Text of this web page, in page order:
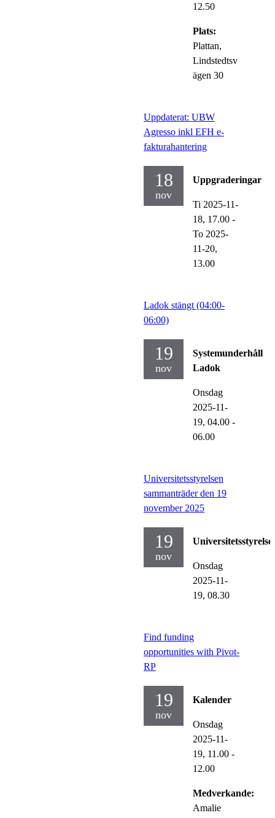
12.50
Plats:
Plattan,
Lindstedtsv
ägen 30
Uppdaterat: UBW
Agresso inkl EFH e-
fakturahantering
18
nov
Uppgraderingar
Ti 2025-11-
18, 17.00 -
To 2025-
11-20,
13.00
Ladok stängt (04:00-
06:00)
19
nov
Systemunderhåll
Ladok
Onsdag
2025-11-
19, 04.00 -
06.00
Universitetsstyrelsen
sammanträder den 19
november 2025
19
nov
Universitetsstyrelse
Onsdag
2025-11-
19, 08.30
Find funding
opportunities with Pivot-
RP
19
nov
Kalender
Onsdag
2025-11-
19, 11.00 -
12.00
Medverkande:
Amalie